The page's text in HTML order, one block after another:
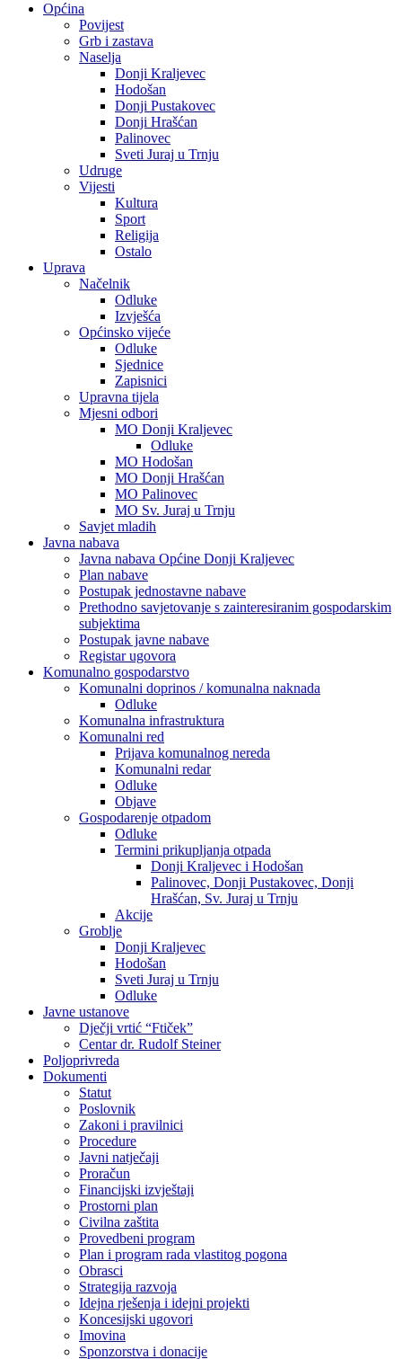
Općina
Povijest
Grb i zastava
Naselja
Donji Kraljevec
Hodošan
Donji Pustakovec
Donji Hrašćan
Palinovec
Sveti Juraj u Trnju
Udruge
Vijesti
Kultura
Sport
Religija
Ostalo
Uprava
Načelnik
Odluke
Izvješća
Općinsko vijeće
Odluke
Sjednice
Zapisnici
Upravna tijela
Mjesni odbori
MO Donji Kraljevec
Odluke
MO Hodošan
MO Donji Hrašćan
MO Palinovec
MO Sv. Juraj u Trnju
Savjet mladih
Javna nabava
Javna nabava Općine Donji Kraljevec
Plan nabave
Postupak jednostavne nabave
Prethodno savjetovanje s zainteresiranim gospodarskim
subjektima
Postupak javne nabave
Registar ugovora
Komunalno gospodarstvo
Komunalni doprinos / komunalna naknada
Odluke
Komunalna infrastruktura
Komunalni red
Prijava komunalnog nereda
Komunalni redar
Odluke
Objave
Gospodarenje otpadom
Odluke
Termini prikupljanja otpada
Donji Kraljevec i Hodošan
Palinovec, Donji Pustakovec, Donji
Hrašćan, Sv. Juraj u Trnju
Akcije
Groblje
Donji Kraljevec
Hodošan
Sveti Juraj u Trnju
Odluke
Javne ustanove
Dječji vrtić “Ftiček”
Centar dr. Rudolf Steiner
Poljoprivreda
Dokumenti
Statut
Poslovnik
Zakoni i pravilnici
Procedure
Javni natječaji
Proračun
Financijski izvještaji
Prostorni plan
Civilna zaštita
Provedbeni program
Plan i program rada vlastitog pogona
Obrasci
Strategija razvoja
Idejna rješenja i idejni projekti
Koncesijski ugovori
Imovina
Sponzorstva i donacije